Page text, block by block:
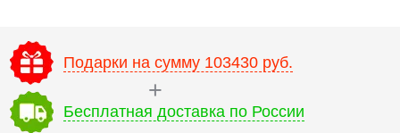
Подарки на сумму 103430 руб.
Бесплатная доставка по России